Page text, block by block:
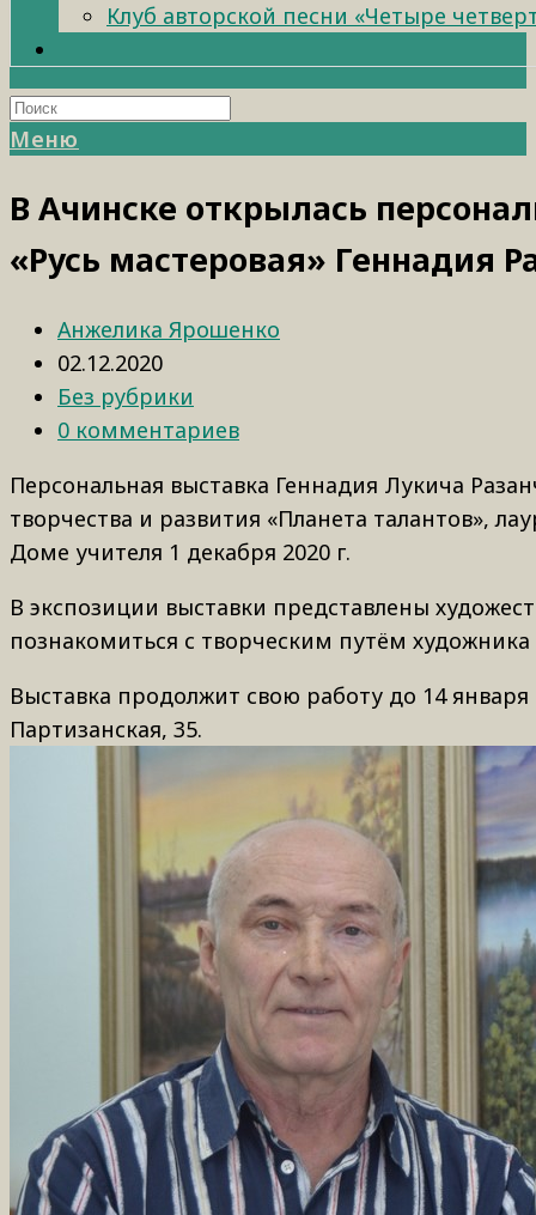
Клуб авторской песни «Четыре
Меню
В Ачинске открылась
«Русь мастеровая» Геннадия
Анжелика Ярошенко
02.12.2020
Без рубрики
0 комментариев
Персональная выставка Геннадия Лукича
творчества и развития «Планета талантов»,
Доме учителя 1 декабря 2020 г.
В экспозиции выставки представлены
познакомиться с творческим путём
Выставка продолжит свою работу до 14
Партизанская, 35.